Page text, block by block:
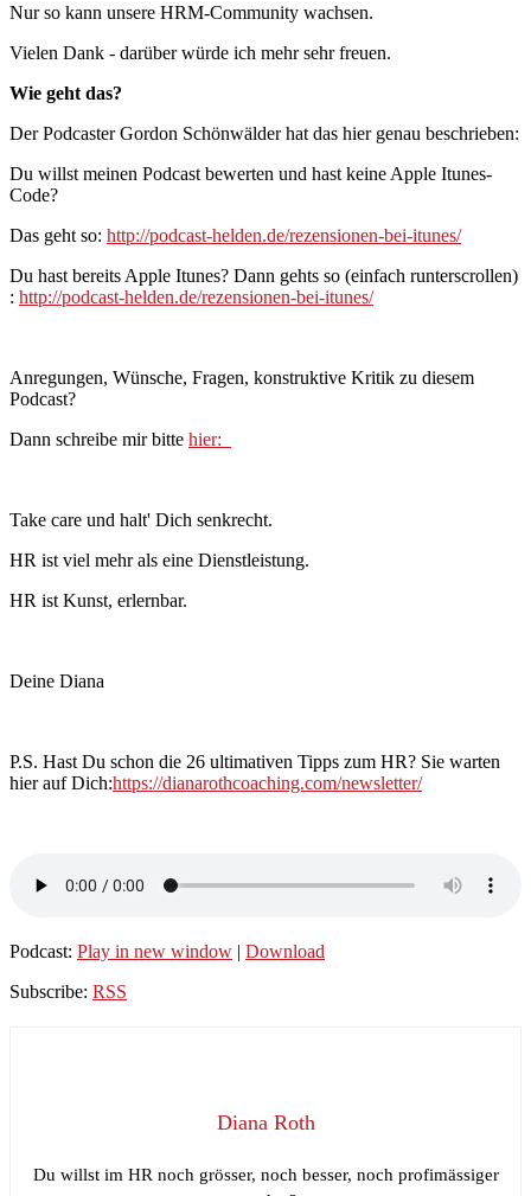
Nur so kann unsere HRM-Community wachsen.
Vielen Dank - darüber würde ich mehr sehr freuen.
Wie geht das?
Der Podcaster Gordon Schönwälder hat das hier genau beschrieben:
Du willst meinen Podcast bewerten und hast keine Apple Itunes-
Code?
Das geht so: http://podcast-helden.de/rezensionen-bei-itunes/
Du hast bereits Apple Itunes? Dann gehts so (einfach runterscrollen)
: http://podcast-helden.de/rezensionen-bei-itunes/
Anregungen, Wünsche, Fragen, konstruktive Kritik zu diesem
Podcast?
Dann schreibe mir bitte hier:
Take care und halt' Dich senkrecht.
HR ist viel mehr als eine Dienstleistung.
HR ist Kunst, erlernbar.
Deine Diana
P.S. Hast Du schon die 26 ultimativen Tipps zum HR? Sie warten
hier auf Dich:https://dianarothcoaching.com/newsletter/
Podcast: Play in new window | Download
Subscribe: RSS
Diana Roth
Du willst im HR noch grösser, noch besser, noch profimässiger